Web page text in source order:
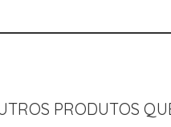
PRODUTOS